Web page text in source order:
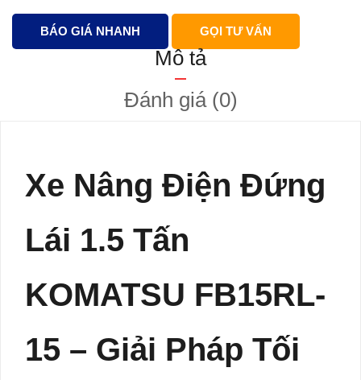
BÁO GIÁ NHANH GỌI TƯ VẤN
Mô tả
Đánh giá (0)
Xe Nâng Điện Đứng
Lái 1.5 Tấn
KOMATSU FB15RL-
15 – Giải Pháp Tối